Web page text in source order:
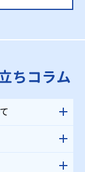
ちコラム